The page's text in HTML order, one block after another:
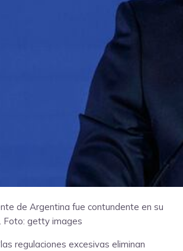
de Argentina fue contundente en su
Foto: getty images
regulaciones excesivas eliminan